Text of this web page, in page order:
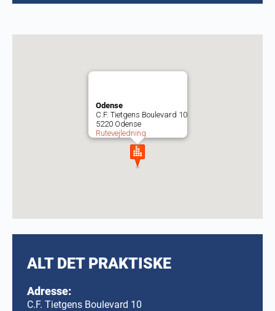
ALT DET PRAKTISKE
Adresse:
C.F. Tietgens Boulevard 10
Odense
C.F. Tietgens Boulevard 10
5220 Odense
Rutevejledning